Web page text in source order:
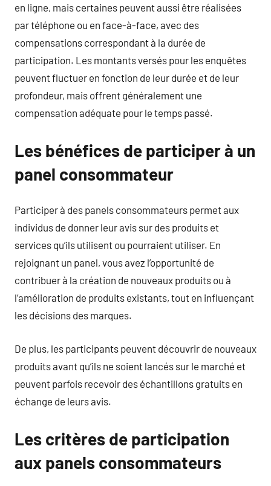
en ligne, mais certaines peuvent aussi être réalisées
par téléphone ou en face-à-face, avec des
compensations correspondant à la durée de
participation. Les montants versés pour les enquêtes
peuvent fluctuer en fonction de leur durée et de leur
profondeur, mais offrent généralement une
compensation adéquate pour le temps passé.
Les bénéfices de participer à un
panel consommateur
Participer à des panels consommateurs permet aux
individus de donner leur avis sur des produits et
services qu’ils utilisent ou pourraient utiliser. En
rejoignant un panel, vous avez l’opportunité de
contribuer à la création de nouveaux produits ou à
l’amélioration de produits existants, tout en influençant
les décisions des marques.
De plus, les participants peuvent découvrir de nouveaux
produits avant qu’ils ne soient lancés sur le marché et
peuvent parfois recevoir des échantillons gratuits en
échange de leurs avis.
Les critères de participation
aux panels consommateurs